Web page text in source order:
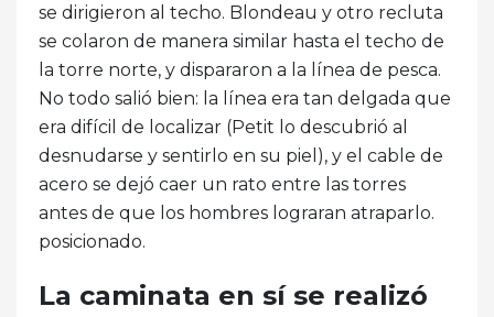
se dirigieron al techo. Blondeau y otro recluta
se colaron de manera similar hasta el techo de
la torre norte, y dispararon a la línea de pesca.
No todo salió bien: la línea era tan delgada que
era difícil de localizar (Petit lo descubrió al
desnudarse y sentirlo en su piel), y el cable de
acero se dejó caer un rato entre las torres
antes de que los hombres lograran atraparlo.
posicionado.
La caminata en sí se realizó